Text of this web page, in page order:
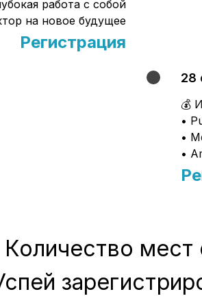
работа с собой
на новое будущее
Регистрация
28
💰
•
•
•
Количество мест